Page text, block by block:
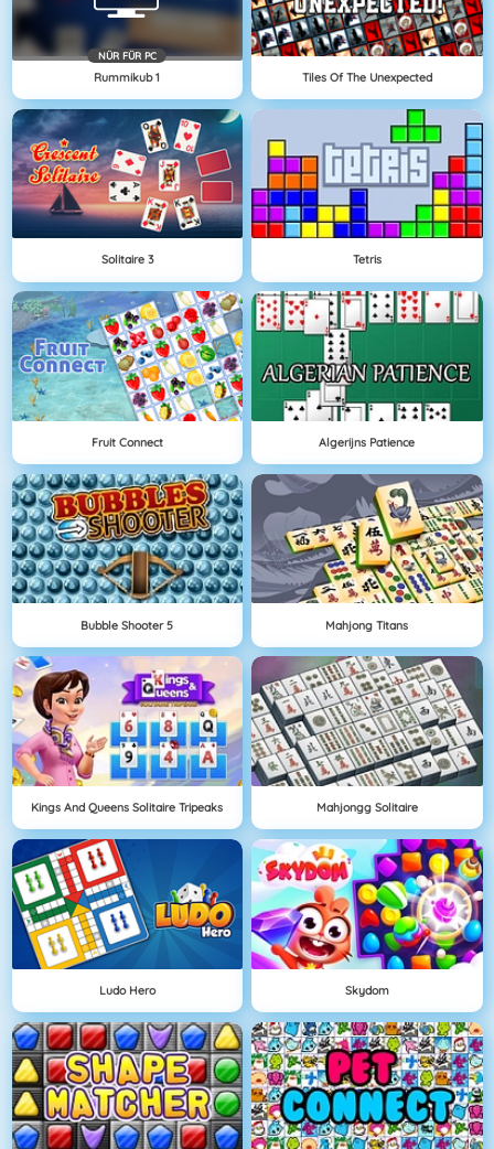
NÜR FÜR PC
Rummikub 1 Tiles Of The Unexpected
Solitaire 3 Tetris
Fruit Connect Algerijns Patience
Bubble Shooter 5 Mahjong Titans
Kings And Queens Solitaire Tripeaks Mahjongg Solitaire
Ludo Hero Skydom